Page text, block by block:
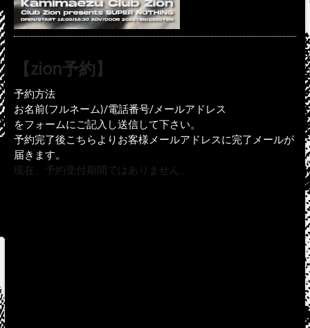
【zion予約】
予約方法
お名前(フルネーム)/電話番号/メールアドレス
をフォームにご記入し送信して下さい。
予約完了後こちらよりお客様メールアドレスに完了メールが
届きます。
現在、予約受付期間ではありません。